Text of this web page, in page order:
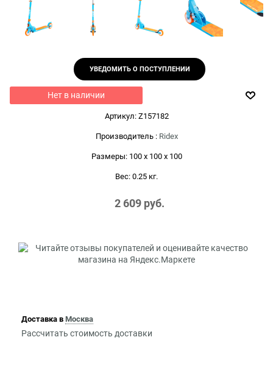
УВЕДОМИТЬ О ПОСТУПЛЕНИИ
Нет в наличии
Артикул: Z157182
Производитель : Ridex
Размеры: 100 x 100 x 100
Вес: 0.25 кг.
2 609 руб.
Доставка в Москва
Рассчитать стоимость доставки